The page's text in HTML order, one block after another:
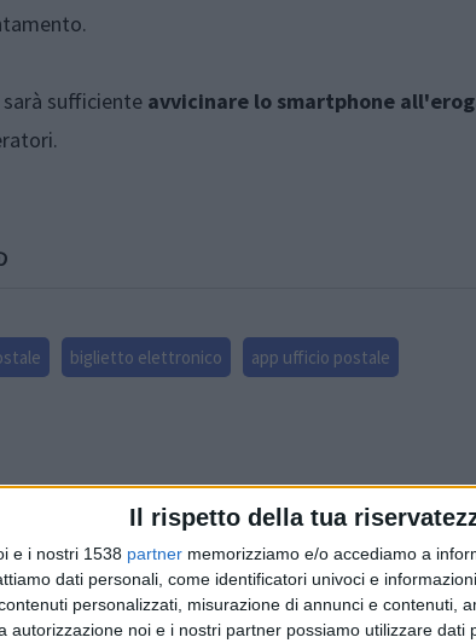
Il rispetto della tua
e i nostri 1538 partner memorizziamo e/o accediamo a
dati personali, come identificatori univoci e
personalizzati, misurazione di annunci e contenuti,
autorizzazione noi e i nostri partner possiamo utilizzare dati
sufficiente avvicinare lo smartphone
biglietto elettronico app ufficio postale
Articolo